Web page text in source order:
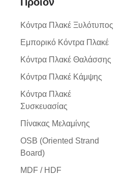
Κόντρα Πλακέ Ξυλότυπος
Εμπορικό Κόντρα Πλακέ
Κόντρα Πλακέ Θαλάσσης
Κόντρα Πλακέ Κάμψης
Κόντρα Πλακέ
Συσκευασίας
Πίνακας Μελαμίνης
OSB (Oriented Strand
Board)
MDF / HDF